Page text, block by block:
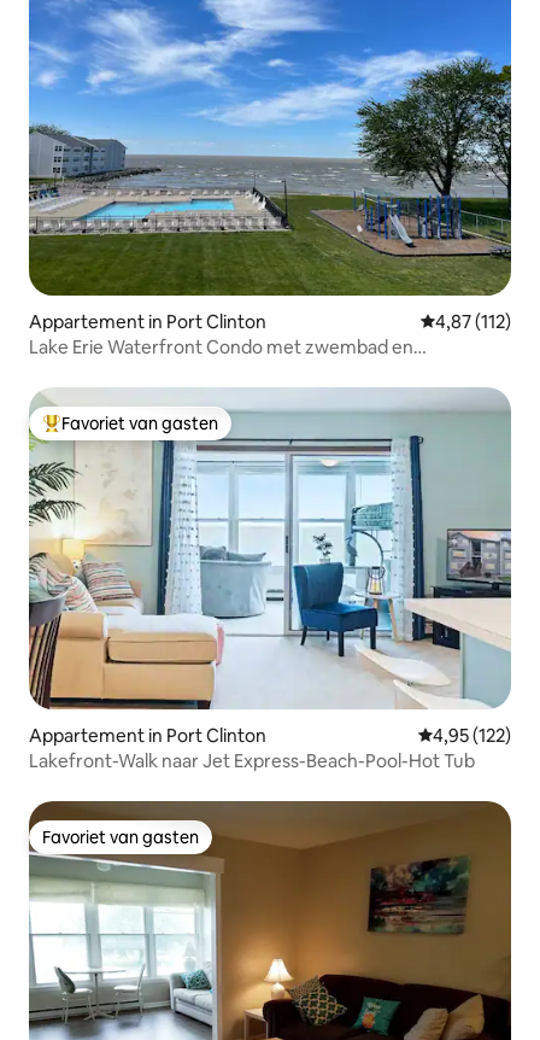
Appartement in Port Clinton Gemiddelde
4,87 (112)
Lake Erie Waterfront Condo met zwembad en
Topfavoriet van gasten
Favoriet van gasten
Appartement in Port Clinton Gemiddelde
4,95 (122)
Lakefront-Walk naar Jet Express-Beach-Pool-Hot Tub
Favoriet van gasten
Favoriet van gasten